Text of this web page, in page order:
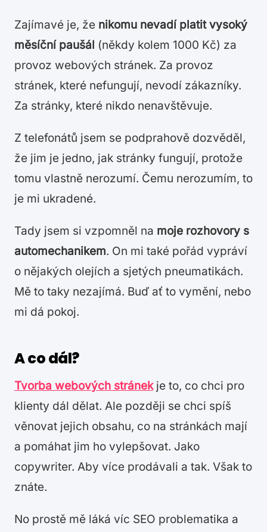
Zajímavé je, že nikomu nevadí platit vysoký
měsíční paušál (někdy kolem 1000 Kč) za
provoz webových stránek. Za provoz
stránek, které nefungují, nevodí zákazníky.
Za stránky, které nikdo nenavštěvuje.
Z telefonátů jsem se podprahově dozvěděl,
že jim je jedno, jak stránky fungují, protože
tomu vlastně nerozumí. Čemu nerozumím, to
je mi ukradené.
Tady jsem si vzpomněl na moje rozhovory s
automechanikem. On mi také pořád vypráví
o nějakých olejích a sjetých pneumatikách.
Mě to taky nezajímá. Buď ať to vymění, nebo
mi dá pokoj.
A co dál?
Tvorba webových stránekje to, co chci pro
klienty dál dělat. Ale později se chci spíš
věnovat jejich obsahu, co na stránkách mají
a pomáhat jim ho vylepšovat. Jako
copywriter. Aby více prodávali a tak. Však to
znáte.
No prostě mě láká víc SEO problematika a